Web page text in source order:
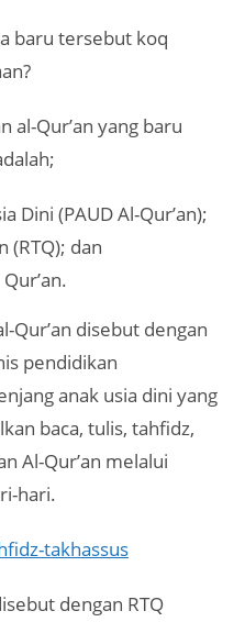
baru tersebut koq
al-Qur’an yang baru
Dini (PAUD Al-Qur’an);
(RTQ); dan
Qur’an disebut dengan
pendidikan
anak usia dini yang
baca, tulis, tahfidz,
Al-Qur’an melalui
hari.
dengan RTQ